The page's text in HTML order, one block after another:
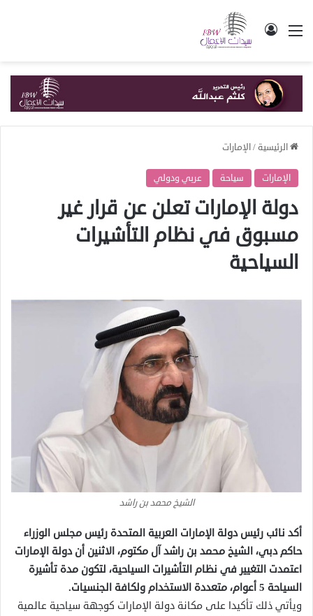
القائمة تسجيل الدخول
الرئيسية/الإمارات
الإمارات سياحة عربي ودولي
دولة الإمارات تعلن عن قرار غير
مسبوق في نظام التأشيرات
السياحية
الشيخ محمد بن راشد
أكد نائب رئيس دولة الإمارات العربية المتحدة رئيس مجلس الوزراء
حاكم دبي، الشيخ محمد بن راشد آل مكتوم، الاثنين أن دولة الإمارات
اعتمدت التغيير في نظام التأشيرات السياحية، لتكون مدة تأشيرة
السياحة 5 أعوام، متعددة الاستخدام ولكافة الجنسيات.
ويأتي ذلك تأكيدا على مكانة دولة الإمارات كوجهة سياحية عالمية